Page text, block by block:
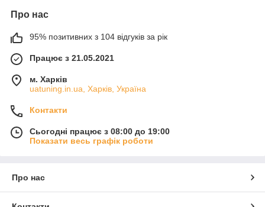
Про нас
95% позитивних з 104 відгуків за рік
Працює з 21.05.2021
м. Харків
uatuning.in.ua, Харків, Україна
Контакти
Сьогодні працює з 08:00 до 19:00
Показати весь графік роботи
Про нас